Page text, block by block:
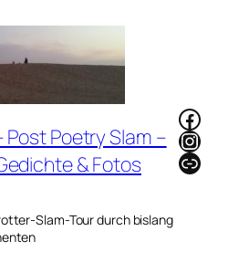
Post Poetry Slam –
& Fotos
Slam-Tour durch bislang
Link